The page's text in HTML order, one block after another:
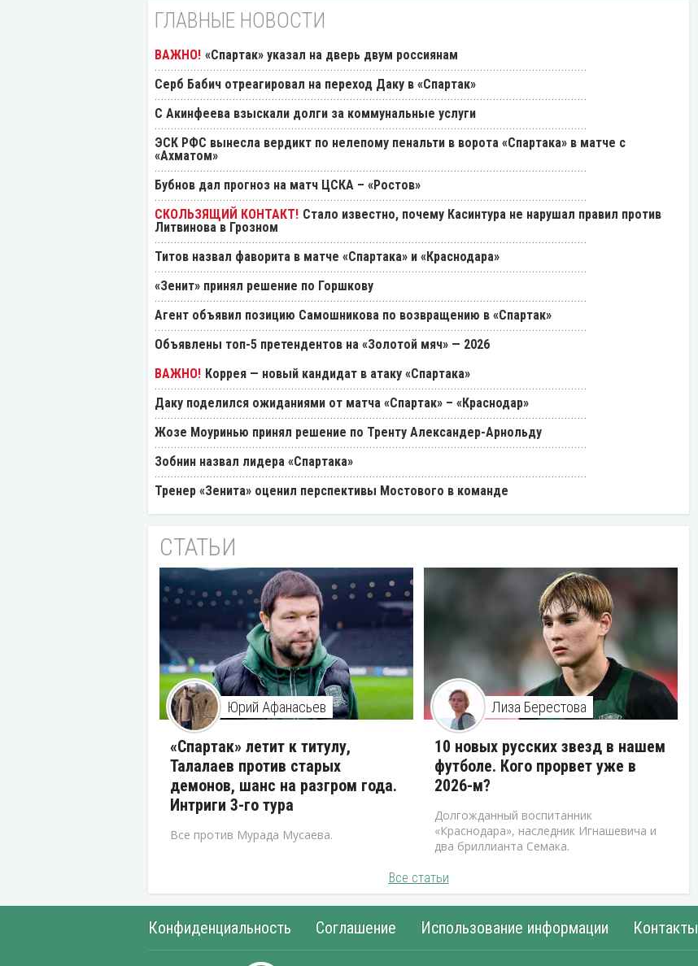
ГЛАВНЫЕ НОВОСТИ
«Спартак» указал на дверь двум россиянам
Серб Бабич отреагировал на переход Даку в «Спартак»
С Акинфеева взыскали долги за коммунальные услуги
ЭСК РФС вынесла вердикт по нелепому пенальти в ворота «Спартака» в матче с
«Ахматом»
Бубнов дал прогноз на матч ЦСКА – «Ростов»
Стало известно, почему Касинтура не нарушал правил против
Литвинова в Грозном
Титов назвал фаворита в матче «Спартака» и «Краснодара»
«Зенит» принял решение по Горшкову
Агент объявил позицию Самошникова по возвращению в «Спартак»
Объявлены топ-5 претендентов на «Золотой мяч» — 2026
Коррея — новый кандидат в атаку «Спартака»
Даку поделился ожиданиями от матча «Спартак» – «Краснодар»
Жозе Моуринью принял решение по Тренту Александер-Арнольду
Зобнин назвал лидера «Спартака»
Тренер «Зенита» оценил перспективы Мостового в команде
СТАТЬИ
Юрий Афанасьев
«Спартак» летит к титулу,
Талалаев против старых
демонов, шанс на разгром года.
Интриги 3-го тура
Все против Мурада Мусаева.
Лиза Берестова
10 новых русских звезд в нашем
футболе. Кого прорвет уже в
2026-м?
Долгожданный воспитанник
«Краснодара», наследник Игнашевича и
два бриллианта Семака.
Все статьи
Конфиденциальность Соглашение Использование информации Контакты